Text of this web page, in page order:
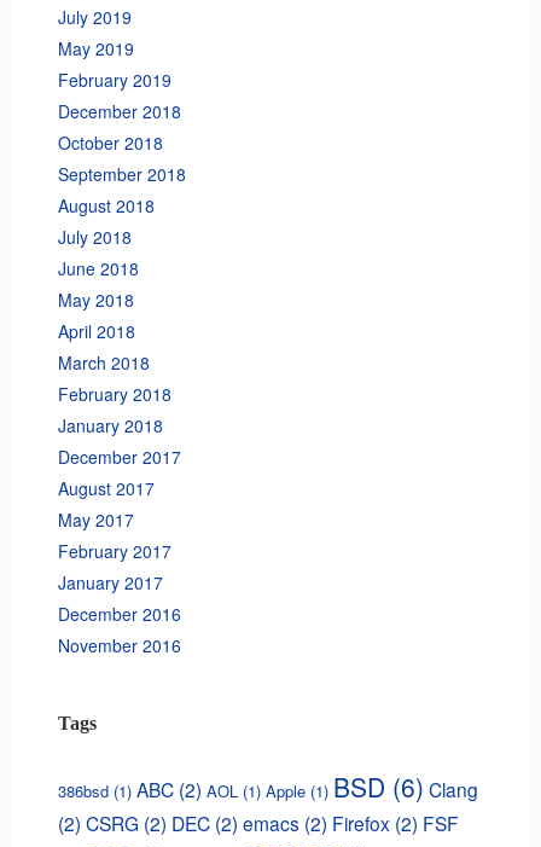
July 2019
May 2019
February 2019
December 2018
October 2018
September 2018
August 2018
July 2018
June 2018
May 2018
April 2018
March 2018
February 2018
January 2018
December 2017
August 2017
May 2017
February 2017
January 2017
December 2016
November 2016
Tags
386bsd(1) ABC(2) AOL(1) Apple(1) BSD (6) Clang
(2) CSRG (2) DEC(2) emacs(2) Firefox (2) FSF